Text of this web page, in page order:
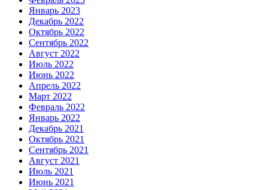
Январь 2023
Декабрь 2022
Октябрь 2022
Сентябрь 2022
Август 2022
Июль 2022
Июнь 2022
Апрель 2022
Март 2022
Февраль 2022
Январь 2022
Декабрь 2021
Октябрь 2021
Сентябрь 2021
Август 2021
Июль 2021
Июнь 2021